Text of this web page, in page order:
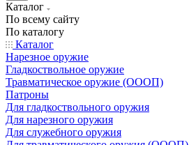
Каталог
По всему сайту
По каталогу
Каталог
Нарезное оружие
Гладкоствольное оружие
Травматическое оружие (ОООП)
Патроны
Для гладкоствольного оружия
Для нарезного оружия
Для служебного оружия